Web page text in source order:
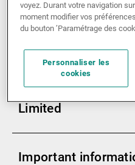
More
About Union
Limited
Important
voyez. Durant votre navigation
moment modifier vos
du bouton ’Paramétrage des
Personnaliser les
cookies